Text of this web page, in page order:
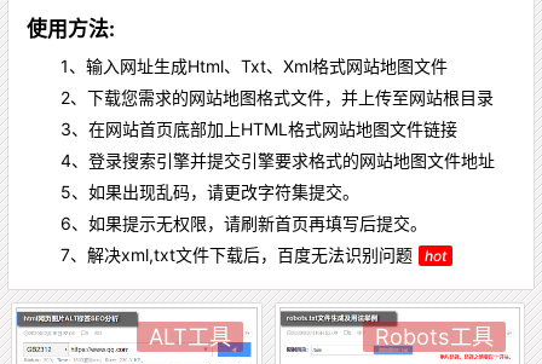
使用方法:
1、输入网址生成Html、Txt、Xml格式网站地图文件
2、下载您需求的网站地图格式文件，并上传至网站根目录
3、在网站首页底部加上HTML格式网站地图文件链接
4、登录搜索引擎并提交引擎要求格式的网站地图文件地址
5、如果出现乱码，请更改字符集提交。
6、如果提示无权限，请刷新首页再填写后提交。
7、解决xml,txt文件下载后，百度无法识别问题
hot
ALT工具 Robots工具